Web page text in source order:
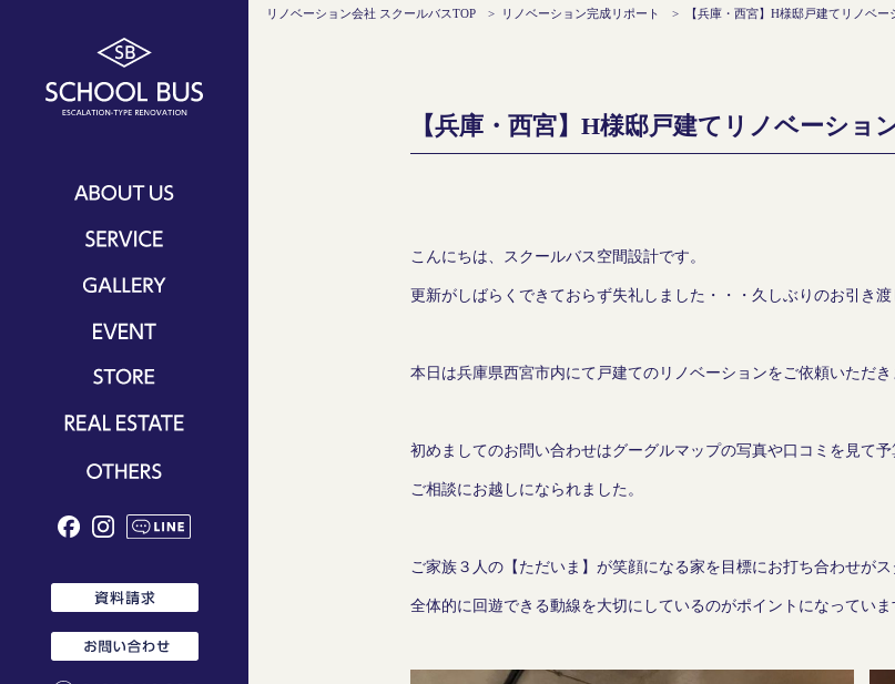
スクールバスについて
コンセプト
スクールバスの特徴
サービス一覧
ワンストップリノベーション
ご自宅リノベーション
マンションリノベーション
リノベーション事例
リノベーションリポート
OBインタビュー
イベント
OBの家見学
ショールーム＆カフェ一覧
SCHOOL BUS 大阪
SCHOOL BUS 京都
SCHOOL BUS 中目黒
SCHOOL BUS 福岡
費用シミュレーション
スクールバスジャーナル
ニュース
コーヒーカンパニー
リノベーション会社 スクールバスTOP > リノベーション完成リポート > 【兵庫・西宮】H様邸戸建てリノベー
【兵庫・西宮】H様邸戸建てリノベーショ
こんにちは、スクールバス空間設計です。
更新がしばらくできておらず失礼しました・・・久しぶりのお引き
本日は兵庫県西宮市内にて戸建てのリノベーションをご依頼いただ
初めましてのお問い合わせはグーグルマップの写真や口コミを見て
ご相談にお越しになられました。
ご家族３人の【ただいま】が笑顔になる家を目標にお打ち合わせがス
全体的に回遊できる動線を大切にしているのがポイントになっていま